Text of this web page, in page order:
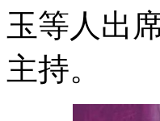
玉等人出
主持。